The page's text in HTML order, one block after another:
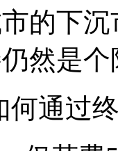
的下
然是
何通过